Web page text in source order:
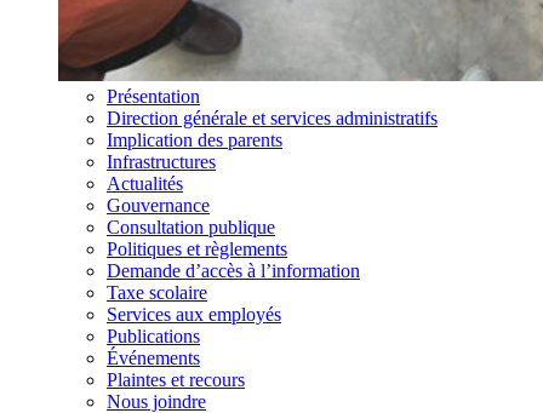
Présentation
Direction générale et services administratifs
Implication des parents
Infrastructures
Actualités
Gouvernance
Consultation publique
Politiques et règlements
Demande d’accès à l’information
Taxe scolaire
Services aux employés
Publications
Événements
Plaintes et recours
Nous joindre